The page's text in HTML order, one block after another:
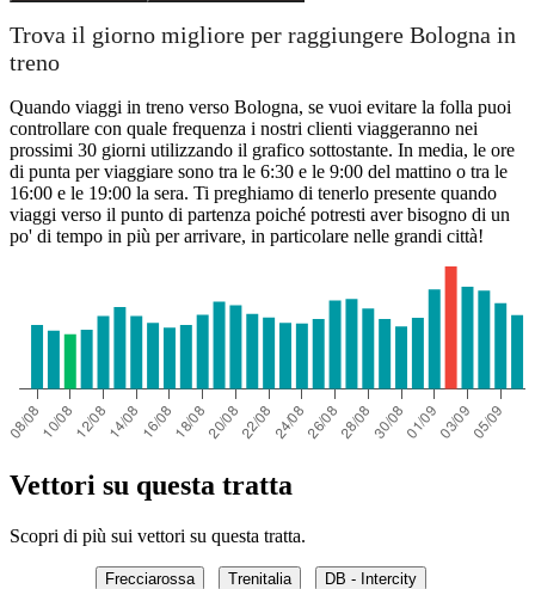
Trova il giorno migliore per raggiungere Bologna in
treno
Quando viaggi in treno verso Bologna, se vuoi evitare la folla puoi
controllare con quale frequenza i nostri clienti viaggeranno nei
prossimi 30 giorni utilizzando il grafico sottostante. In media, le ore
di punta per viaggiare sono tra le 6:30 e le 9:00 del mattino o tra le
16:00 e le 19:00 la sera. Ti preghiamo di tenerlo presente quando
viaggi verso il punto di partenza poiché potresti aver bisogno di un
po' di tempo in più per arrivare, in particolare nelle grandi città!
Vettori su questa tratta
Scopri di più sui vettori su questa tratta.
Frecciarossa Trenitalia DB - Intercity